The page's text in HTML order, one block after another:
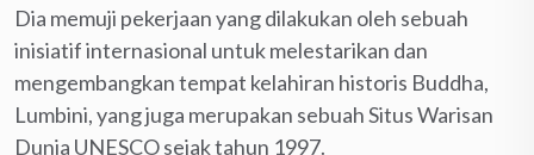
Dia memuji pekerjaan yang dilakukan oleh sebuah
inisiatif internasional untuk melestarikan dan
mengembangkan tempat kelahiran historis Buddha,
Lumbini, yang juga merupakan sebuah Situs Warisan
Dunia UNESCO sejak tahun 1997.